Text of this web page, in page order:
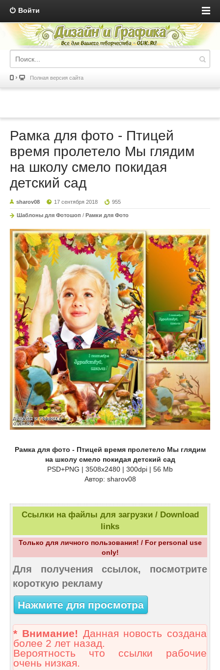
Войти
Полная версия сайта
Рамка для фото - Птицей
время пролетело Мы глядим
на школу смело покидая
детский сад
sharov08 17 сентября 2018 955
Шаблоны для Фотошоп / Рамки для Фото
Рамка для фото - Птицей время пролетело Мы глядим
на школу смело покидая детский сад
PSD+PNG | 3508x2480 | 300dpi | 56 Mb
Автор: sharov08
Ссылки на файлы для загрузки / Download
links
Только для личного пользования! / For personal use
only!
Для получения ссылок, посмотрите
короткую рекламу
Нажмите для просмотра
* Внимание! Данная новость создана
более 2 лет назад.
Вероятность что ссылки рабочие
очень низкая.